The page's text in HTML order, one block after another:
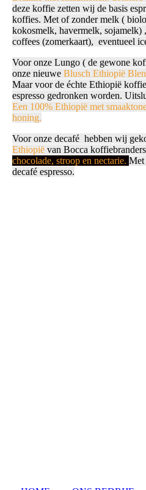
deze koffie zetten wij de basis
koffies. Met of zonder melk (
kokosmelk, havermelk,
coffees (zomerkaart), eventueel
Voor onze Lungo ( de gewone
onze nieuwe Blusch Ethiopië
Maar voor de échte Ethiopië
espresso gedronken worden.
Een 100% Ethiopië met
honing.
Voor onze decafé hebben wij
Ethiopië van Bocca
chocolade, stroop en nectarie. Met
decafé espresso.